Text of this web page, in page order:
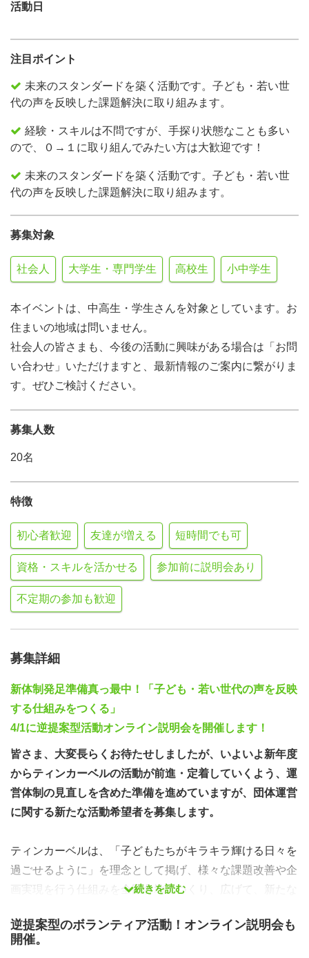
活動日
注目ポイント
未来のスタンダードを築く活動です。子ども・若い世
代の声を反映した課題解決に取り組みます。
経験・スキルは不問ですが、手探り状態なことも多い
ので、０→１に取り組んでみたい方は大歓迎です！
未来のスタンダードを築く活動です。子ども・若い世
代の声を反映した課題解決に取り組みます。
募集対象
社会人 大学生・専門学生 高校生 小中学生
本イベントは、中高生・学生さんを対象としています。お
住まいの地域は問いません。
社会人の皆さまも、今後の活動に興味がある場合は「お問
い合わせ」いただけますと、最新情報のご案内に繋がりま
す。ぜひご検討ください。
募集人数
20名
特徴
初心者歓迎 友達が増える 短時間でも可
資格・スキルを活かせる 参加前に説明会あり
不定期の参加も歓迎
募集詳細
新体制発足準備真っ最中！「子ども・若い世代の声を反映
する仕組みをつくる」
4/1に逆提案型活動オンライン説明会を開催します！
皆さま、大変長らくお待たせしましたが、いよいよ新年度
からティンカーベルの活動が前進・定着していくよう、運
営体制の見直しを含めた準備を進めていますが、団体運営
に関する新たな活動希望者を募集します。
ティンカーベルは、「子どもたちがキラキラ輝ける日々を
過ごせるように」を理念として掲げ、様々な課題改善や企
画実現を行う仕組みを全国各地でつくり、広げて、新たな
んを中心に活動してきました。活動開始から5周年を迎え
ながらも、多くがコロナ禍で活動に制約があったことなど
続きを読む
逆提案型のボランティア活動！オンライン説明会も
開催。